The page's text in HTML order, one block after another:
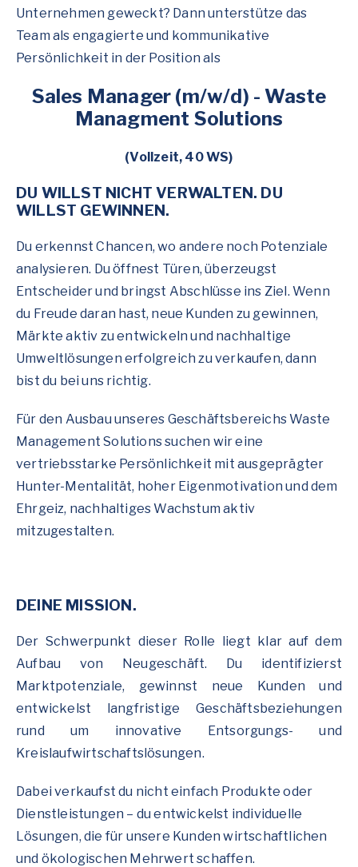
Unternehmen geweckt? Dann unterstütze das
Team als engagierte und kommunikative
Persönlichkeit in der Position als
Sales Manager (m/w/d) - Waste
Managment Solutions
(Vollzeit, 40 WS)
DU WILLST NICHT VERWALTEN. DU
WILLST GEWINNEN.
Du erkennst Chancen, wo andere noch Potenziale
analysieren. Du öffnest Türen, überzeugst
Entscheider und bringst Abschlüsse ins Ziel. Wenn
du Freude daran hast, neue Kunden zu gewinnen,
Märkte aktiv zu entwickeln und nachhaltige
Umweltlösungen erfolgreich zu verkaufen, dann
bist du bei uns richtig.
Für den Ausbau unseres Geschäftsbereichs Waste
Management Solutions suchen wir eine
vertriebsstarke Persönlichkeit mit ausgeprägter
Hunter-Mentalität, hoher Eigenmotivation und dem
Ehrgeiz, nachhaltiges Wachstum aktiv
mitzugestalten.
DEINE MISSION.
Der Schwerpunkt dieser Rolle liegt klar auf dem
Aufbau von Neugeschäft. Du identifizierst
Marktpotenziale, gewinnst neue Kunden und
entwickelst langfristige Geschäftsbeziehungen
rund um innovative Entsorgungs- und
Kreislaufwirtschaftslösungen.
Dabei verkaufst du nicht einfach Produkte oder
Dienstleistungen – du entwickelst individuelle
Lösungen, die für unsere Kunden wirtschaftlichen
und ökologischen Mehrwert schaffen.